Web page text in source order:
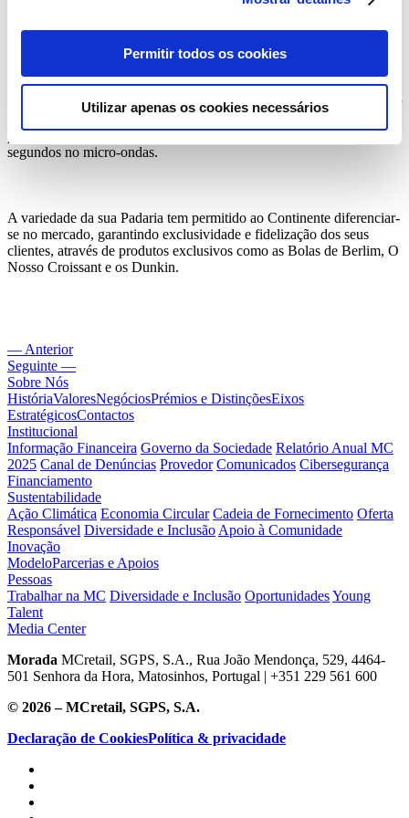
Permitir todos os cookies
Utilizar apenas os cookies necessários
finalizados com uma cobertura de queijo creme dos Açores. A
Continente em apoiar a produção nacional.
A nova adição à ‘Padaria de Toda a Gente’ destaca-se pelo seu sabor
reconfortante, assim como pela conveniência que oferece. Vendidos
prontos a consumir, são ainda melhores se aquecidos por apenas 20
segundos no micro-ondas.
A variedade da sua Padaria tem permitido ao Continente diferenciar-
se no mercado, garantindo exclusividade e fidelização dos seus
clientes, através de produtos exclusivos como as Bolas de Berlim, O
Nosso Croissant e os Dunkin.
— Anterior
Seguinte —
Sobre Nós
HistóriaValoresNegóciosPrémios e DistinçõesEixos
EstratégicosContactos
Institucional
Informação Financeira Governo da Sociedade Relatório Anual MC
2025 Canal de Denúncias Provedor Comunicados Cibersegurança
Financiamento
Sustentabilidade
Ação Climática Economia Circular Cadeia de Fornecimento Oferta
Responsável Diversidade e Inclusão Apoio à Comunidade
Inovação
ModeloParcerias e Apoios
Pessoas
Trabalhar na MC Diversidade e Inclusão OportunidadesYoung
Talent
Media Center
Morada MCretail, SGPS, S.A., Rua João Mendonça, 529, 4464-
501 Senhora da Hora, Matosinhos, Portugal | +351 229 561 600
© 2026 – MCretail, SGPS, S.A.
Declaração de CookiesPolítica & privacidade